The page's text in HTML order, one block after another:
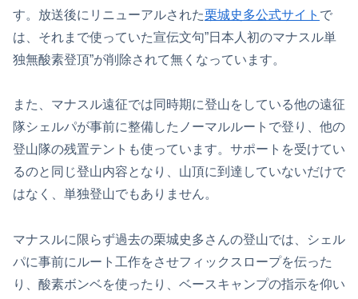
す。放送後にリニューアルされた栗城史多公式サイト で
は、それまで使っていた宣伝文句”日本人初のマナスル単
独無酸素登頂”が削除されて無くなっています。
また、マナスル遠征では同時期に登山をしている他の遠征
隊シェルパが事前に整備したノーマルルートで登り、他の
登山隊の残置テントも使っています。サポートを受けてい
るのと同じ登山内容となり、山頂に到達していないだけで
はなく、単独登山でもありません。
マナスルに限らず過去の栗城史多さんの登山では、シェル
パに事前にルート工作をさせフィックスロープを伝った
り、酸素ボンベを使ったり、ベースキャンプの指示を仰い